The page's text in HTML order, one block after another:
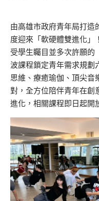
由高雄市政府青年局打造
度迎來「軟硬體雙進化」
受學生矚目並多次許願的
波課程鎖定青年需求規劃
思維、療癒瑜伽、頂尖音
對，全方位陪伴青年在創
進化，相關課程即日起開